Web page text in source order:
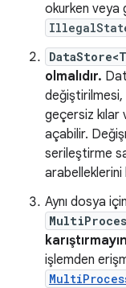
okurken veya
olmalıdır.
değiştirilmesi,
geçersiz kılar
açabilir.
serileştirme
arabelleklerini
Aynı dosya için
karıştırmayın
işlemden